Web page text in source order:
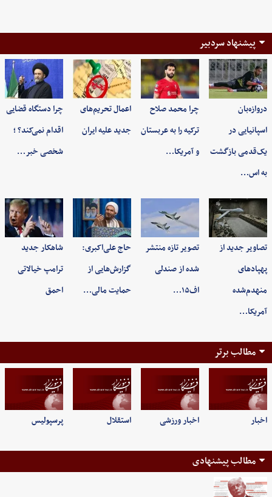
پیشنهاد سردبیر
دروازه‌بان
اسپانیایی در
یک‌قدمی بازگشت
به اس…
چرا محمد صلاح
ترکیه را به عربستان
و آمریکا…
اعمال تحریم‌های
جدید علیه ایران
چرا دستگاه قضایی
اقدام نمی‌کند؟ ؛
شخصی خبر…
تصاویر جدید از
پهپادهای
منهدم‌شده
آمریکا…
تصویر تازه منتشر
شده از صندلی
اف۱۵…
حاج علی‌اکبری:
گزارش‌هایی از
حمایت مالی…
شاهکار جدید
ترامپ خیالاتی
احمق
مطالب برتر
اخبار اخبار ورزشی استقلال پرسپولیس
مطالب پیشنهادی